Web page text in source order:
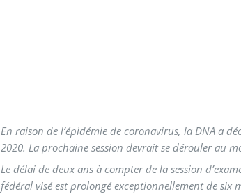
En raison de l’épidémie de coronavirus, la DNA a
2020. La prochaine session devrait se dérouler au
Le délai de deux ans à compter de la session
fédéral visé est prolongé exceptionnellement de six